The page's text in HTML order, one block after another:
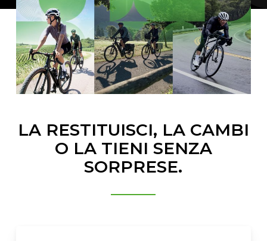
LA RESTITUISCI, LA CAMBI
O LA TIENI SENZA
SORPRESE.